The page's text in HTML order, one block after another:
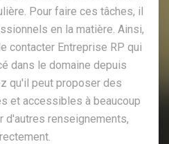
Pour faire ces tâches, il
en la matière. Ainsi,
contacter Entreprise RP qui
dans le domaine depuis
qu'il peut proposer des
et accessibles à beaucoup
d'autres renseignements,